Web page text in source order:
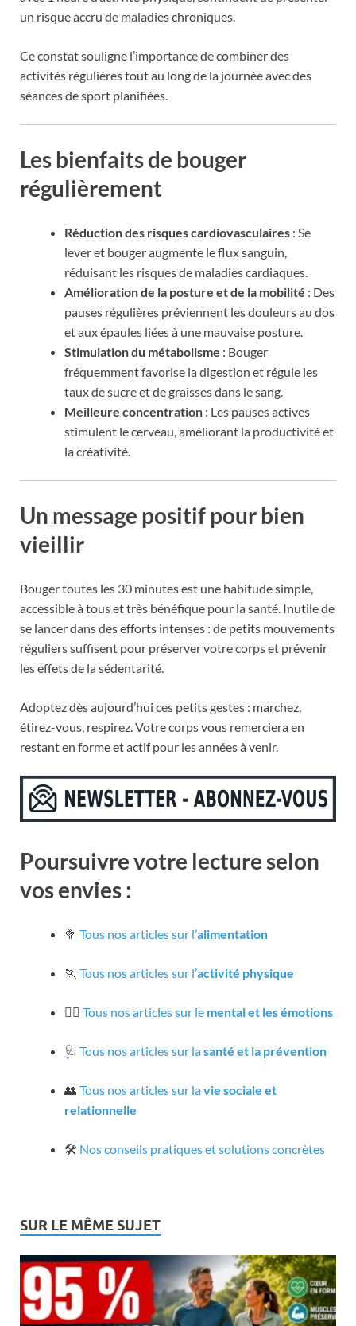
un risque accru de maladies chroniques.
Ce constat souligne l’importance de combiner des
activités régulières tout au long de la journée avec des
séances de sport planifiées.
Les bienfaits de bouger
régulièrement
Réduction des risques cardiovasculaires : Se
lever et bouger augmente le flux sanguin,
réduisant les risques de maladies cardiaques.
Amélioration de la posture et de la mobilité : Des
pauses régulières préviennent les douleurs au dos
et aux épaules liées à une mauvaise posture.
Stimulation du métabolisme : Bouger
fréquemment favorise la digestion et régule les
taux de sucre et de graisses dans le sang.
Meilleure concentration : Les pauses actives
stimulent le cerveau, améliorant la productivité et
la créativité.
Un message positif pour bien
vieillir
Bouger toutes les 30 minutes est une habitude simple,
accessible à tous et très bénéfique pour la santé. Inutile de
se lancer dans des efforts intenses : de petits mouvements
réguliers suffisent pour préserver votre corps et prévenir
les effets de la sédentarité.
Adoptez dès aujourd’hui ces petits gestes : marchez,
étirez-vous, respirez. Votre corps vous remerciera en
restant en forme et actif pour les années à venir.
Poursuivre votre lecture selon
vos envies :
🥦 Tous nos articles sur l’alimentation
🏃 Tous nos articles sur l’activité physique
🧘‍♀️ Tous nos articles sur le mental et les émotions
🩺 Tous nos articles sur lasanté et la prévention
👥 Tous nos articles sur lavie sociale et
relationnelle
🛠️ Nos conseils pratiques et solutions concrètes
SUR LE MÊME SUJET